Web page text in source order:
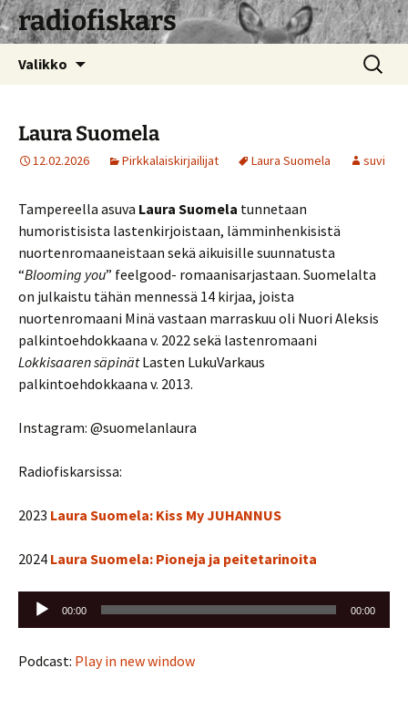
radiofiskars
Valikko Haku:
Laura Suomela
12.02.2026 Pirkkalaiskirjailijat Laura Suomela suvi
Tampereella asuva Laura Suomela tunnetaan
humoristisista lastenkirjoistaan, lämminhenkisistä
nuortenromaaneistaan sekä aikuisille suunnatusta
“Blooming you” feelgood- romaanisarjastaan. Suomelalta
on julkaistu tähän mennessä 14 kirjaa, joista
nuortenromaani Minä vastaan marraskuu oli Nuori Aleksis
palkintoehdokkaana v. 2022 sekä lastenromaani
Lokkisaaren säpinätLasten LukuVarkaus
palkintoehdokkaana v. 2013.
Instagram: @suomelanlaura
Radiofiskarsissa:
2023 Laura Suomela: Kiss My JUHANNUS
2024 Laura Suomela: Pioneja ja peitetarinoita
Äänitoistin
00:00 00:00
Podcast: Play in new window